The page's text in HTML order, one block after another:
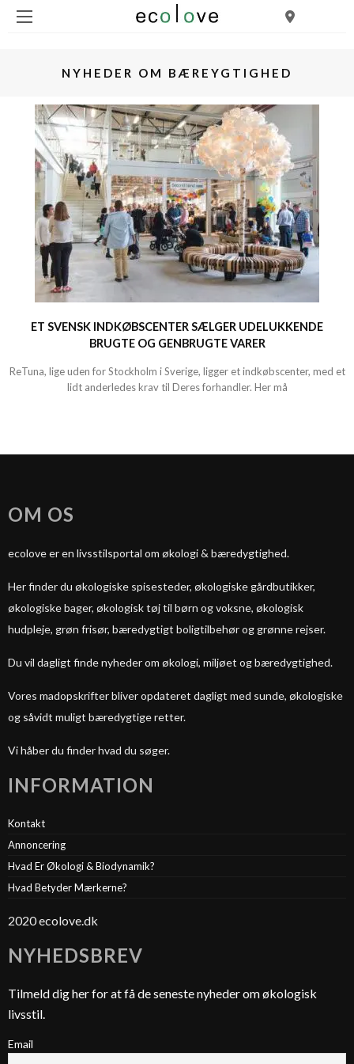
NYHEDER OM BÆREYGTIGHED
ET SVENSK INDKØBSCENTER SÆLGER UDELUKKENDE
BRUGTE OG GENBRUGTE VARER
ReTuna, lige uden for Stockholm i Sverige, ligger et indkøbscenter, med et
lidt anderledes krav til Deres forhandler. Her må
OM OS
ecolove er en livsstilsportal om økologi & bæredygtighed.
Her finder du økologiske spisesteder, økologiske gårdbutikker,
økologiske bager, økologisk tøj til børn og voksne, økologisk
hudpleje, grøn frisør, bæredygtigt boligtilbehør og grønne rejser.
Du vil dagligt finde nyheder om økologi, miljøet og bæredygtighed.
Vores madopskrifter bliver opdateret dagligt med sunde, økologiske
og såvidt muligt bæredygtige retter.
Vi håber du finder hvad du søger.
INFORMATION
Kontakt
Annoncering
Hvad Er Økologi & Biodynamik?
Hvad Betyder Mærkerne?
2020 ecolove.dk
NYHEDSBREV
Tilmeld dig her for at få de seneste nyheder om økologisk
livsstil.
Email